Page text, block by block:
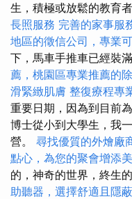
生，積極或放鬆的教育者
長照服務 完善的家事服
地區的徵信公司，專業
下，馬車手推車已經裝
薦，桃園區專業推薦的
滑緊緻肌膚 整復療程專
重要日期，因為到目前
博士從小到大學生，我
營。 尋找優質的外燴廠
點心，為您的聚會增添
的，神奇的世界，終生
助聽器，選擇舒適且隱